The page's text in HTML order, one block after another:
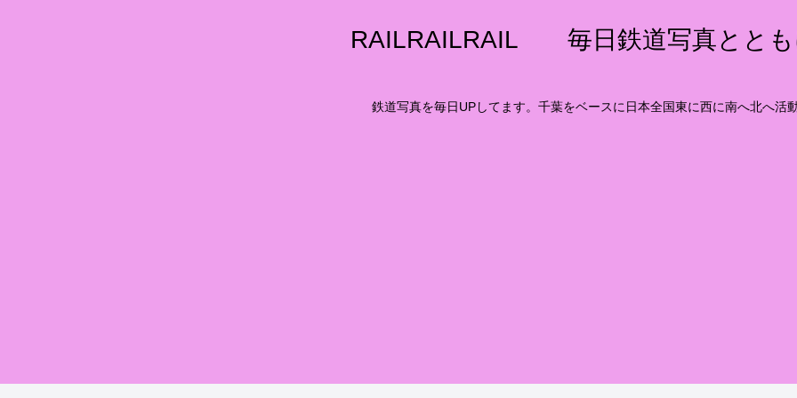
RAILRAILRAIL 毎日鉄道写真ととも
鉄道写真を毎日UPしてます。千葉をベースに日本全国東に西に南へ北へ活